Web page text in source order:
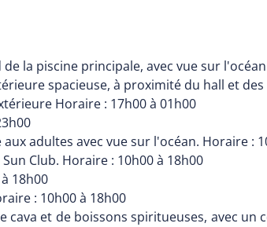
la piscine principale, avec vue sur
spacieuse, à proximité du hall et
Horaire : 17h00 à 01h00
adultes avec vue sur l'océan. Horaire :
Club. Horaire : 10h00 à 18h00
18h00
: 10h00 à 18h00
cava et de boissons spiritueuses, avec